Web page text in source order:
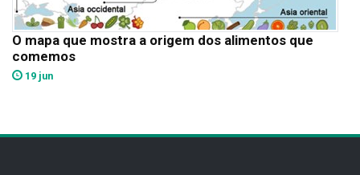
O mapa que mostra a origem dos alimentos que
comemos
19 jun